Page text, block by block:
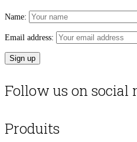
Name:
Email address:
Follow us on social
Produits